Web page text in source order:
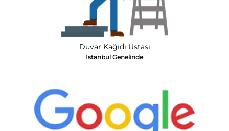
Duvar Kağıdı Ustası
İstanbul Genelinde